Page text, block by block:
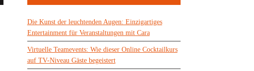
Die Kunst der leuchtenden Augen: Einzigartiges
Entertainment für Veranstaltungen mit Cara
Virtuelle Teamevents: Wie dieser Online Cocktailkurs
auf TV-Niveau Gäste begeistert